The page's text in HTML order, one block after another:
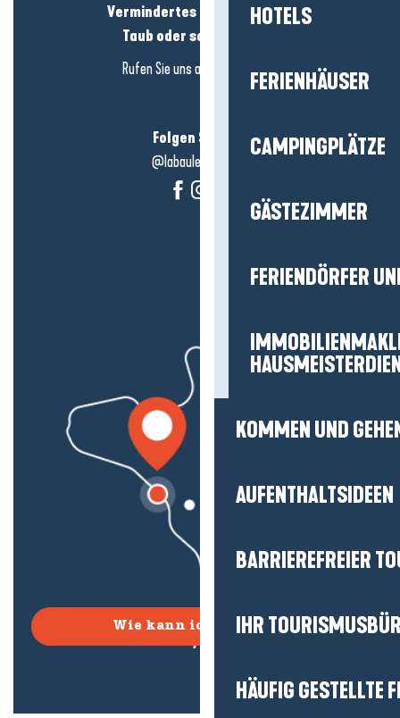
HOTELS
FERIENHÄUSER
CAMPINGPLÄTZE
GÄSTEZIMMER
FERIENDÖRFER
KOMMEN UND
AUFENTHALTSIDEEN
BARRIEREFREIER
IHR
HÄUFIG GESTELLTE
Vermindertes Hörvermögen?
Taub oder schwerhörig?
Rufen Sie uns an in
hier klicken
Folgen Sie uns!
@labauleguérande
Wie kann ich kommen?